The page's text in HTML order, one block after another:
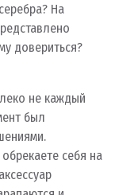
На
довериться?
не каждый
был
себя на